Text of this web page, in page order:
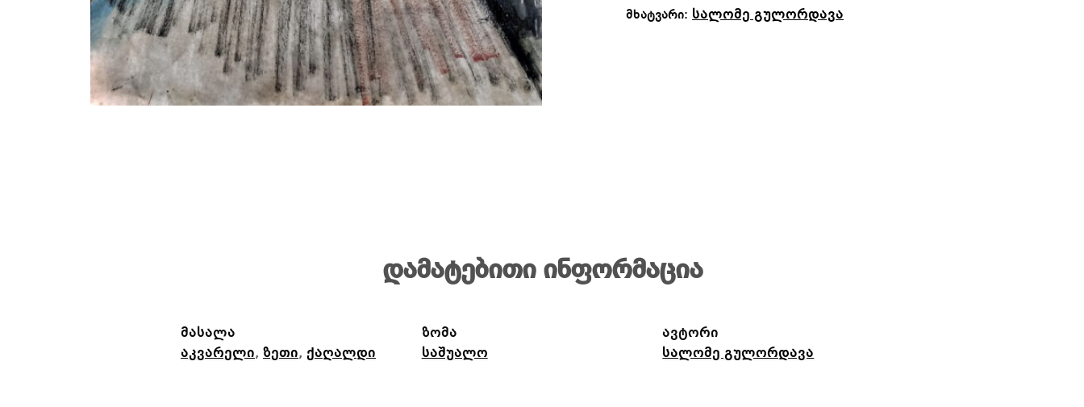
მხატვარი: სალომე გულორდავა
დამატებითი ინფორმაცია
მასალა
აკვარელი, ზეთი, ქაღალდი
ზომა
საშუალო
ავტორი
სალომე გულორდავა